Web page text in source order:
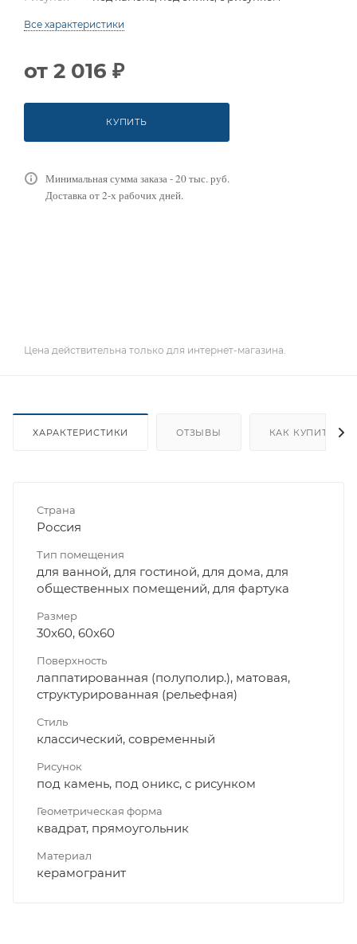
Все характеристики
от 2 016 ₽
КУПИТЬ
Минимальная сумма заказа - 20 тыс. руб.
Доставка от 2-х рабочих дней.
Цена действительна только для интернет-магазина.
ХАРАКТЕРИСТИКИ ОТЗЫВЫ КАК КУПИТЬ
Страна
Россия
Тип помещения
для ванной, для гостиной, для дома, для
общественных помещений, для фартука
Размер
30x60, 60x60
Поверхность
лаппатированная (полуполир.), матовая,
структурированная (рельефная)
Стиль
классический, современный
Рисунок
под камень, под оникс, с рисунком
Геометрическая форма
квадрат, прямоугольник
Материал
керамогранит